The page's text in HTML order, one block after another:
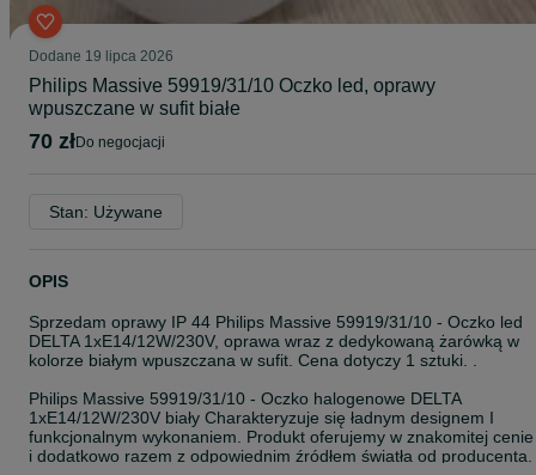
Dodane 19 lipca 2026
Philips Massive 59919/31/10 Oczko led, oprawy
wpuszczane w sufit białe
70 zł do negocjacji
Stan: Używane
OPIS
Sprzedam oprawy IP 44 Philips Massive 59919/31/10 - Oczko led
DELTA 1xE14/12W/230V, oprawa wraz z dedykowaną żarówką w
kolorze białym wpuszczana w sufit. Cena dotyczy 1 sztuki. .
Philips Massive 59919/31/10 - Oczko halogenowe DELTA
1xE14/12W/230V biały Charakteryzuje się ładnym designem I
funkcjonalnym wykonaniem. Produkt oferujemy w znakomitej cenie
i dodatkowo razem z odpowiednim źródłem światła od producenta.